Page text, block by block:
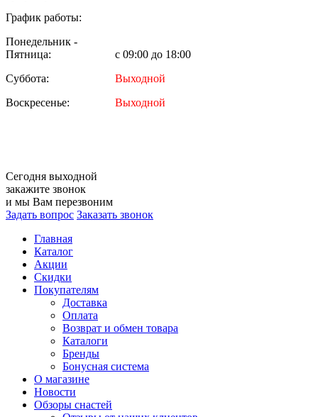
График работы:
Понедельник -
Пятница:
с 09:00 до 18:00
Суббота:
Выходной
Воскресенье:
Выходной
Сегодня выходной
закажите звонок
и мы Вам перезвоним
Задать вопрос Заказать звонок
Главная
Каталог
Акции
Скидки
Покупателям
Доставка
Оплата
Возврат и обмен товара
Каталоги
Бренды
Бонусная система
О магазине
Новости
Обзоры снастей